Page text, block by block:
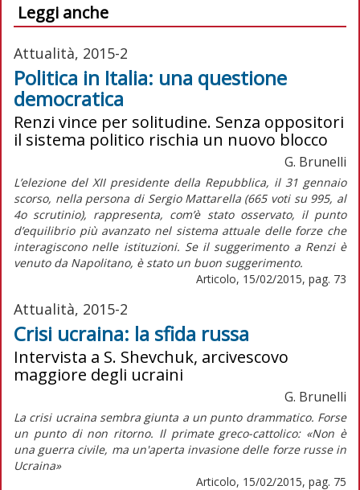
Leggi anche
Attualità, 2015-2
Politica in Italia: una questione
democratica
Renzi vince per solitudine. Senza oppositori
il sistema politico rischia un nuovo blocco
G. Brunelli
L’elezione del XII presidente della Repubblica, il 31 gennaio
scorso, nella persona di Sergio Mattarella (665 voti su 995, al
4o scrutinio), rappresenta, com’è stato osservato, il punto
d’equilibrio più avanzato nel sistema attuale delle forze che
interagiscono nelle istituzioni. Se il suggerimento a Renzi è
venuto da Napolitano, è stato un buon suggerimento.
Articolo, 15/02/2015, pag. 73
Attualità, 2015-2
Crisi ucraina: la sfida russa
Intervista a S. Shevchuk, arcivescovo
maggiore degli ucraini
G. Brunelli
La crisi ucraina sembra giunta a un punto drammatico. Forse
un punto di non ritorno. Il primate greco-cattolico: «Non è
una guerra civile, ma un'aperta invasione delle forze russe in
Ucraina»
Articolo, 15/02/2015, pag. 75